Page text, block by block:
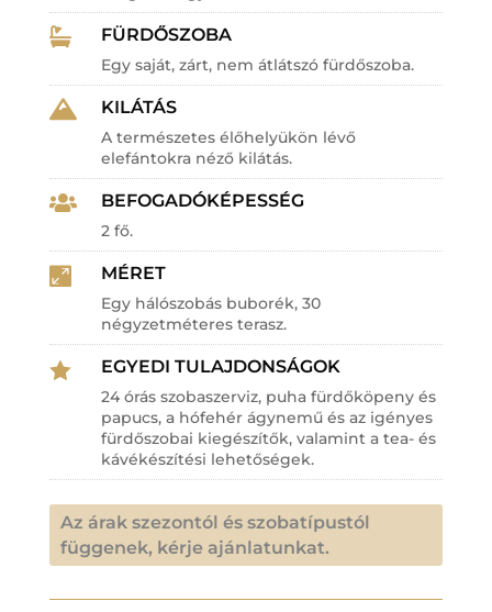
 FÜRDŐSZOBA
Egy saját, zárt, nem átlátszó fürdőszoba.
 KILÁTÁS
A természetes élőhelyükön lévő
elefántokra néző kilátás.
 BEFOGADÓKÉPESSÉG
2 fő.
 MÉRET
Egy hálószobás buborék, 30
négyzetméteres terasz.
 EGYEDI TULAJDONSÁGOK
24 órás szobaszerviz, puha fürdőköpeny és
papucs, a hófehér ágynemű és az igényes
fürdőszobai kiegészítők, valamint a tea- és
kávékészítési lehetőségek.
Az árak szezontól és szobatípustól
függenek, kérje ajánlatunkat.